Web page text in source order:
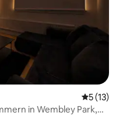
5 (13)
in Wembley Park,